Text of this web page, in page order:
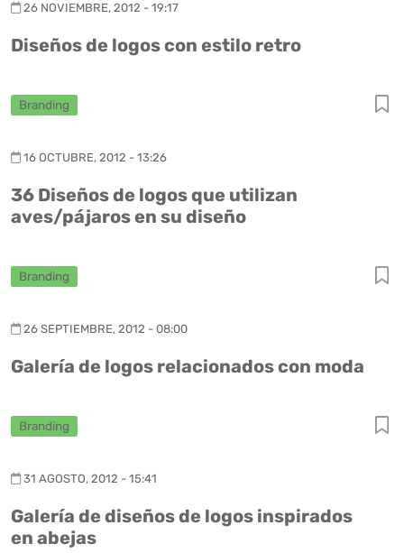
26 NOVIEMBRE, 2012 - 19:17
Diseños de logos con estilo retro
Branding
16 OCTUBRE, 2012 - 13:26
36 Diseños de logos que utilizan
aves/pájaros en su diseño
Branding
26 SEPTIEMBRE, 2012 - 08:00
Galería de logos relacionados con moda
Branding
31 AGOSTO, 2012 - 15:41
Galería de diseños de logos inspirados
en abejas